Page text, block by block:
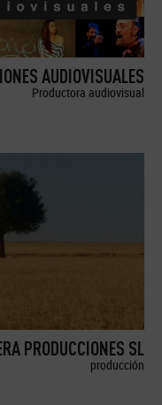
AUDIOVISUALES
Productora audiovisual
PRODUCCIONES SL
producción